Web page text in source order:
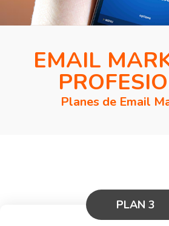
EMAIL
Planes de Email
PLAN 3